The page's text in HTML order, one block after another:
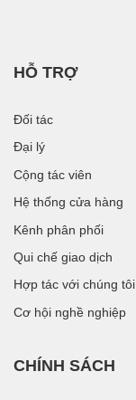
HỖ TRỢ
Đối tác
Đại lý
Cộng tác viên
Hệ thống cửa hàng
Kênh phân phối
Qui chế giao dịch
Hợp tác với chúng tôi
Cơ hội nghề nghiệp
CHÍNH SÁCH